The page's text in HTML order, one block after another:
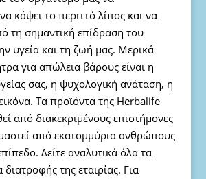
κάψει το περιττό λίπος και να
τη σημαντική επίδραση του
υγεία και τη ζωή μας. Μερικά
για απώλεια βάρους είναι η
σας, η ψυχολογική ανάταση, η
Τα προϊόντα της Herbalife
από διακεκριμένους επιστήμονες
από εκατομμύρια ανθρώπους
Δείτε αναλυτικά όλα τα
της εταιρίας. Για